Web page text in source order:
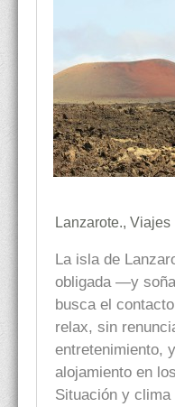
Lanzarote., Viajes
La isla de
obligada —y
busca el
relax, sin
entretenimiento,
alojamiento en
Situación y